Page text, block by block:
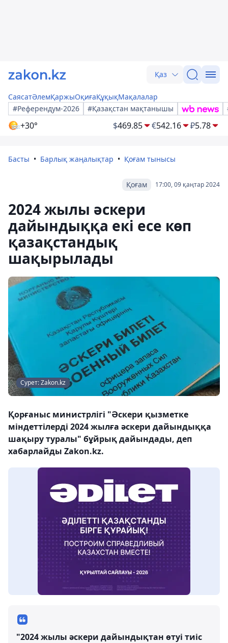
Қаз
СаясатӘлемҚаржыОқиғаҚұқықМақалалар
#Референдум-2026
#Қазақстан мақтанышы
+30° $469.85 €542.16 ₽5.78
Басты Барлық жаңалықтар Қоғам тынысы
17:00, 09 қаңтар 2024
Қоғам
2024 жылы әскери
дайындыққа екі есе көп
қазақстандық
шақырылады
Сурет: Zakon.kz
Қорғаныс министрлігі "Әскери қызметке
міндеттілерді 2024 жылға әскери дайындыққа
шақыру туралы" бұйрық дайындады, деп
хабарлайды Zakon.kz.
"2024 жылы әскери дайындықтан өтуі тиіс